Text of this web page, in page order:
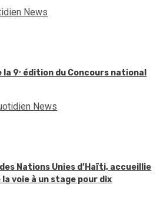
News
9ᵉ édition du Concours national
News
Nations Unies d’Haïti, accueillie
voie à un stage pour dix